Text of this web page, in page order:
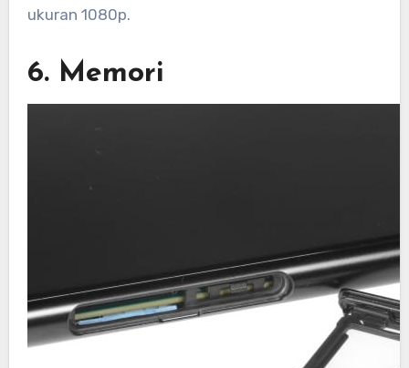
ukuran 1080p.
6. Memori